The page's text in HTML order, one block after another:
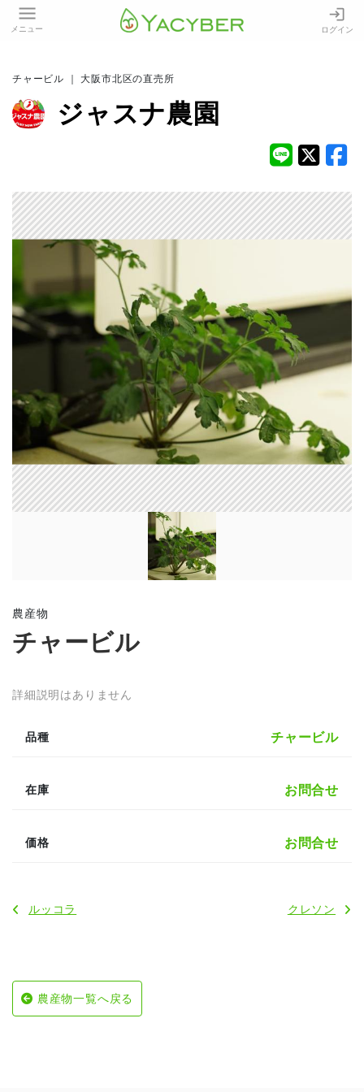
メニュー ログイン
チャービル ｜ 大阪市北区の直売所
ジャスナ農園
農産物
チャービル
詳細説明はありません
品種 チャービル
在庫 お問合せ
価格 お問合せ
ルッコラ クレソン
農産物一覧へ戻る